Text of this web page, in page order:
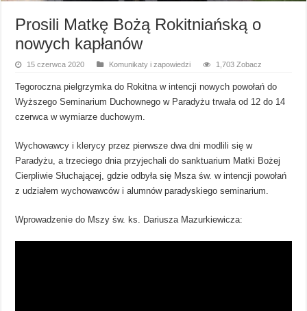
Prosili Matkę Bożą Rokitniańską o
nowych kapłanów
15 czerwca 2020 Komunikaty i zapowiedzi 1,703 Zobacz
Tegoroczna pielgrzymka do Rokitna w intencji nowych powołań do
Wyższego Seminarium Duchownego w Paradyżu trwała od 12 do 14
czerwca w wymiarze duchowym.
Wychowawcy i klerycy przez pierwsze dwa dni modlili się w
Paradyżu, a trzeciego dnia przyjechali do sanktuarium Matki Bożej
Cierpliwie Słuchającej, gdzie odbyła się Msza św. w intencji powołań
z udziałem wychowawców i alumnów paradyskiego seminarium.
Wprowadzenie do Mszy św. ks. Dariusza Mazurkiewicza: